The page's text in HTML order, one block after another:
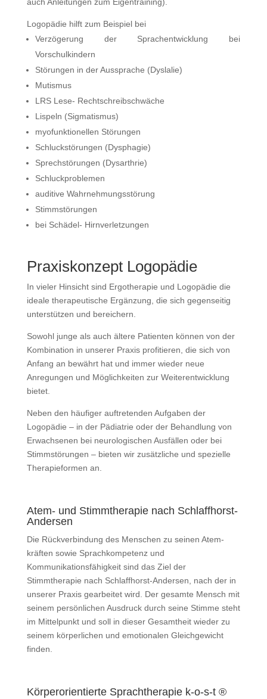
auch Anleitungen zum Eigentraining).
Logopädie hilft zum Beispiel bei
Verzögerung der Sprachentwicklung bei
Vorschulkindern
Störungen in der Aussprache (Dyslalie)
Mutismus
LRS Lese- Rechtschreibschwäche
Lispeln (Sigmatismus)
myofunktionellen Störungen
Schluckstörungen (Dysphagie)
Sprechstörungen (Dysarthrie)
Schluckproblemen
auditive Wahrnehmungsstörung
Stimmstörungen
bei Schädel- Hirnverletzungen
Praxiskonzept Logopädie
In vieler Hinsicht sind Ergotherapie und Logopädie die
ideale therapeutische Ergänzung, die sich gegenseitig
unterstützen und bereichern.
Sowohl junge als auch ältere Patienten können von der
Kombination in unserer Praxis profitieren, die sich von
Anfang an bewährt hat und immer wieder neue
Anregungen und Möglichkeiten zur Weiterentwicklung
bietet.
Neben den häufiger auftretenden Aufgaben der
Logopädie – in der Pädiatrie oder der Behandlung von
Erwachsenen bei neurologischen Ausfällen oder bei
Stimmstörungen – bieten wir zusätzliche und spezielle
Therapieformen an.
Atem- und Stimmtherapie nach Schlaffhorst-
Andersen
Die Rückverbindung des Menschen zu seinen Atem-
kräften sowie Sprachkompetenz und
Kommunikationsfähigkeit sind das Ziel der
Stimmtherapie nach Schlaffhorst-Andersen, nach der in
unserer Praxis gearbeitet wird. Der gesamte Mensch mit
seinem persönlichen Ausdruck durch seine Stimme steht
im Mittelpunkt und soll in dieser Gesamtheit wieder zu
seinem körperlichen und emotionalen Gleichgewicht
finden.
Körperorientierte Sprachtherapie k-o-s-t ®